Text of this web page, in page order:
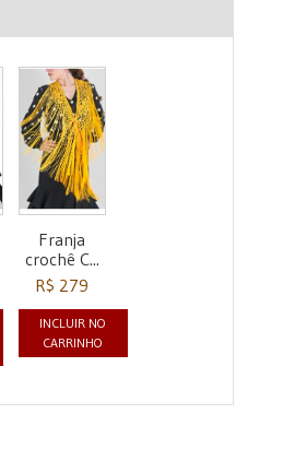
Franja
crochê C...
R$ 279
INCLUIR NO
CARRINHO